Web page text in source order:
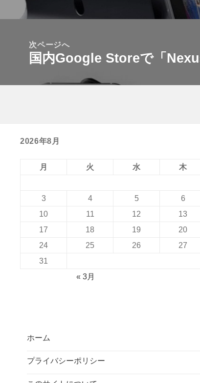
稿:
次ページへ
次
投
国内Google Storeで「
2026年8月
月 火 水 木
3
4 5 6
10
11 12 13
17
18 19 20
24
25 26 27
31
« 3月
ホーム
プライバシーポリシー